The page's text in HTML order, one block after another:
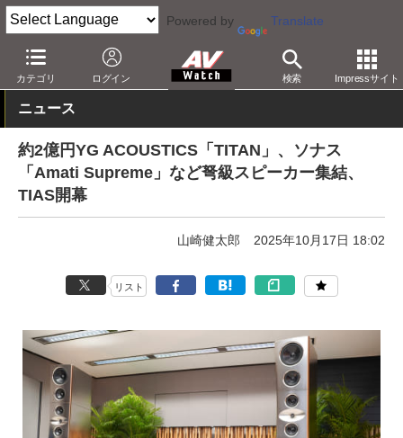
Powered by Translate
カテゴリ ログイン 検索 Impressサイト
AV Watch イベント 東京インターナショナルオーディオショウ
ニュース
約2億円YG ACOUSTICS「TITAN」、ソナス
「Amati Supreme」など弩級スピーカー集結、
TIAS開幕
山崎健太郎 2025年10月17日 18:02
リスト